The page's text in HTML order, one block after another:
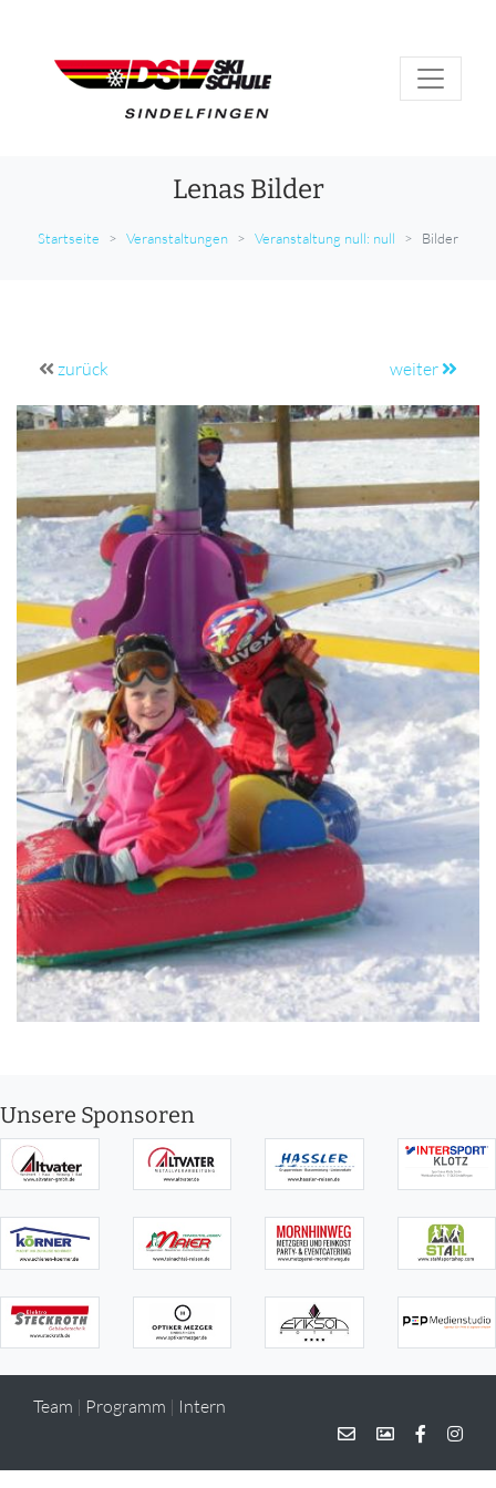
Lenas Bilder
Startseite Veranstaltungen Veranstaltung null: null Bilder
zurück weiter
Unsere Sponsoren
Team | Programm | Intern